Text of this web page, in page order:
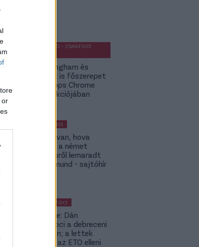
or
OLDALHÁLÓ - CSAKFOCI
Jude Bellingham és
Budapest is főszerepet
kap a Topps Chrome
UCC kollekciójában
MAGYAR FOCI
ETO: Megvan, hova
igazolhat a német
szerződésről lemaradt
Tóth Rajmund - sajtóhír
KÜLFÖLDI FOCI
Lapszemle: Dán
szambafoci a debreceni
szaunában; a lettek
kevesellik az ETO elleni